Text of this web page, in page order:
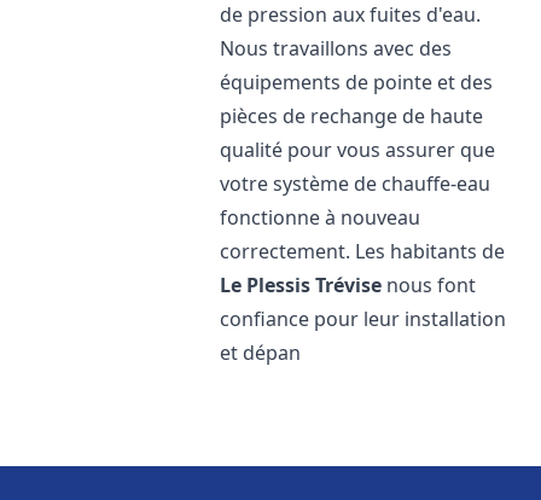
de pression aux fuites d'eau.
Nous travaillons avec des
équipements de pointe et des
pièces de rechange de haute
qualité pour vous assurer que
votre système de chauffe-eau
fonctionne à nouveau
correctement. Les habitants de
Le Plessis Trévise nous font
confiance pour leur installation
et dépan